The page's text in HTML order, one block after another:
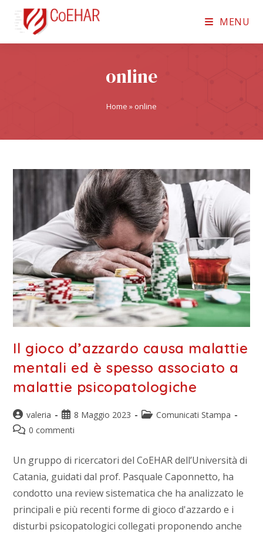
MENU
online
Home » online
Il gioco d’azzardo causa malattie
mentali ed è spesso associato a
malattie psicopatologiche
valeria 8 Maggio 2023
Comunicati Stampa
0 commenti
Un gruppo di ricercatori del CoEHAR dell’Università di
Catania, guidati dal prof. Pasquale Caponnetto, ha
condotto una review sistematica che ha analizzato le
principali e più recenti forme di gioco d'azzardo e i
disturbi psicopatologici collegati proponendo anche